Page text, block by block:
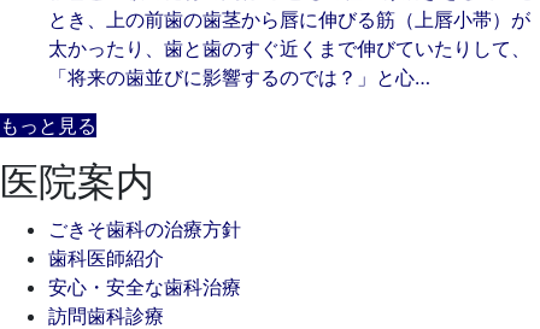
とき、上の前歯の歯茎から唇に伸びる筋（上唇小帯）が
太かったり、歯と歯のすぐ近くまで伸びていたりして、
「将来の歯並びに影響するのでは？」と心…
もっと見る
医院案内
ごきそ歯科の治療方針
歯科医師紹介
安心・安全な歯科治療
訪問歯科診療